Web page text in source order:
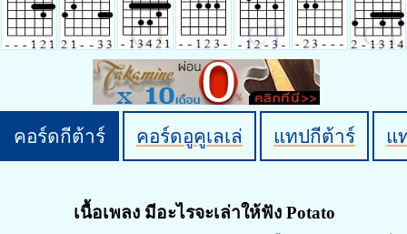
คอร์ดกีต้าร์ คอร์ดอูคูเลเล่ แทปกีต้าร์ แ
เนื้อเพลง มีอะไรจะเล่าให้ฟัง Potato